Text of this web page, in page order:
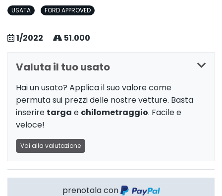
USATA FORD APPROVED
1/2022 51.000
Valuta il tuo usato
Hai un usato? Applica il suo valore come
permuta sui prezzi delle nostre vetture. Basta
inserire targa e chilometraggio. Facile e
veloce!
Vai alla valutazione
prenotala con